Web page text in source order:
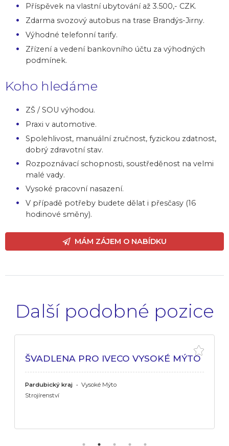
Příspěvek na vlastní ubytování až 3.500,- CZK.
Zdarma svozový autobus na trase Brandýs-Jirny.
Výhodné telefonní tarify.
Zřízení a vedení bankovního účtu za výhodných
podmínek.
Koho hledáme
ZŠ / SOU výhodou.
Praxi v automotive.
Spolehlivost, manuální zručnost, fyzickou zdatnost,
dobrý zdravotní stav.
Rozpoznávací schopnosti, soustředěnost na velmi
malé vady.
Vysoké pracovní nasazení.
V případě potřeby budete dělat i přesčasy (16
hodinové směny).
MÁM ZÁJEM O NABÍDKU
Další podobné pozice
ŠVADLENA PRO IVECO VYSOKÉ MÝTO
Pardubický kraj • Vysoké Mýto
Strojírenství